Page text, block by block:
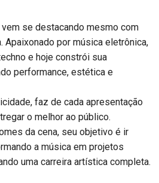
se destacando mesmo com
Apaixonado por música eletrônica,
e hoje constrói sua
performance, estética e
faz de cada apresentação
o melhor ao público.
da cena, seu objetivo é ir
a música em projetos
uma carreira artística completa.